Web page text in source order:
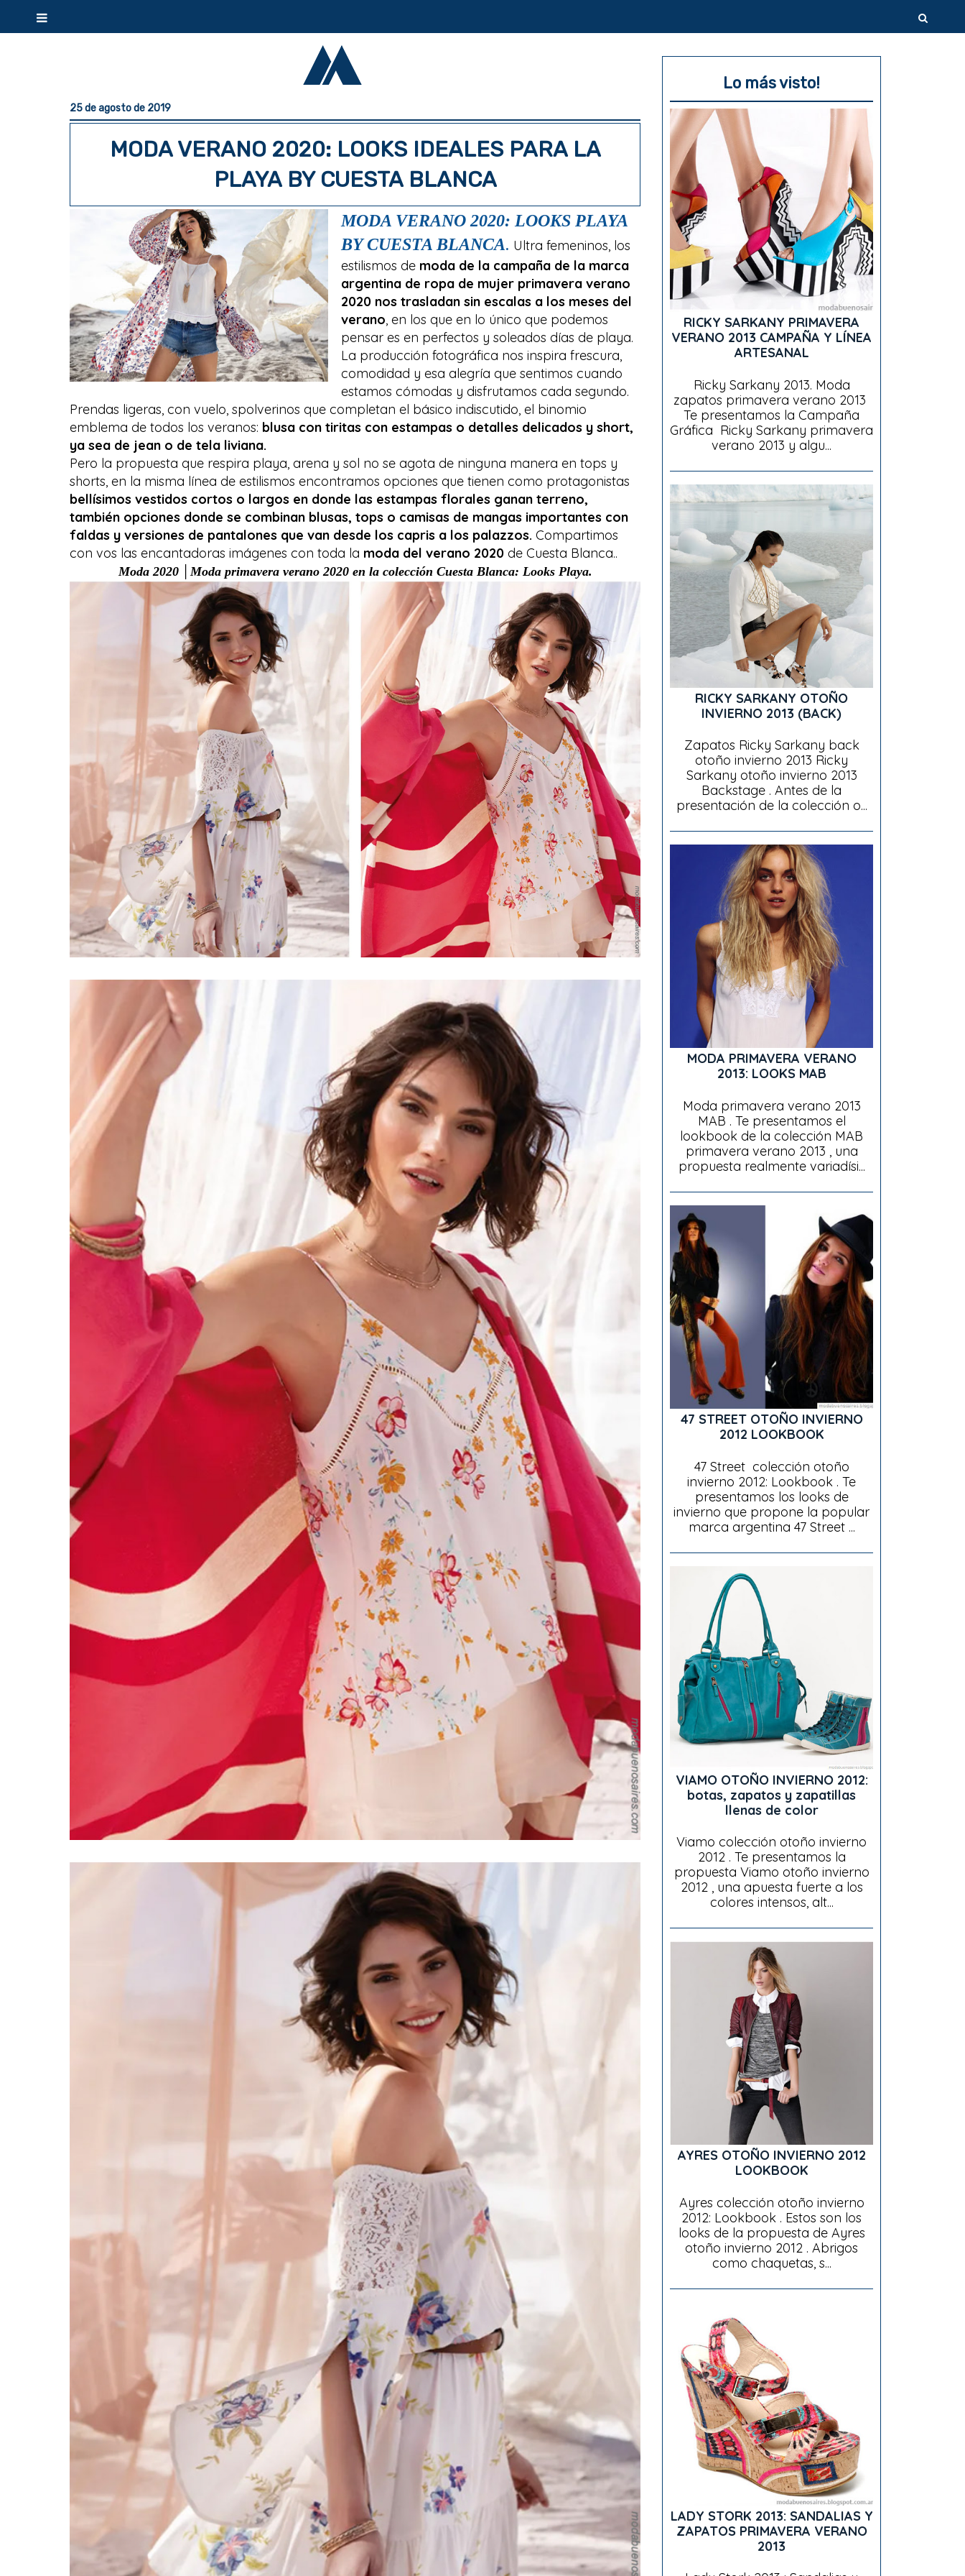
25 de agosto de 2019
MODA VERANO 2020: LOOKS IDEALES PARA LA
PLAYA BY CUESTA BLANCA
MODA VERANO 2020: LOOKS PLAYA
BY CUESTA BLANCA. Ultra femeninos, los
estilismos de moda de la campaña de la marca
argentina de ropa de mujer primavera verano
2020 nos trasladan sin escalas a los meses del
verano, en los que en lo único que podemos
pensar es en perfectos y soleados días de playa.
La producción fotográfica nos inspira frescura,
comodidad y esa alegría que sentimos cuando
estamos cómodas y disfrutamos cada segundo.
Prendas ligeras, con vuelo, spolverinos que completan el básico indiscutido, el binomio
emblema de todos los veranos: blusa con tiritas con estampas o detalles delicados y short,
ya sea de jean o de tela liviana.
Pero la propuesta que respira playa, arena y sol no se agota de ninguna manera en tops y
shorts, en la misma línea de estilismos encontramos opciones que tienen como protagonistas
bellísimos vestidos cortos o largos en donde las estampas florales ganan terreno,
también opciones donde se combinan blusas, tops o camisas de mangas importantes con
faldas y versiones de pantalones que van desde los capris a los palazzos. Compartimos
con vos las encantadoras imágenes con toda la moda del verano 2020 de Cuesta Blanca..
Moda 2020 │Moda primavera verano 2020 en la colección Cuesta Blanca: Looks Playa.
Lo más visto!
RICKY SARKANY PRIMAVERA
VERANO 2013 CAMPAÑA Y LÍNEA
ARTESANAL
Ricky Sarkany 2013. Moda
zapatos primavera verano 2013
Te presentamos la Campaña
Gráfica Ricky Sarkany primavera
verano 2013 y algu...
RICKY SARKANY OTOÑO
INVIERNO 2013 (BACK)
Zapatos Ricky Sarkany back
otoño invierno 2013 Ricky
Sarkany otoño invierno 2013
Backstage . Antes de la
presentación de la colección o...
MODA PRIMAVERA VERANO
2013: LOOKS MAB
Moda primavera verano 2013
MAB . Te presentamos el
lookbook de la colección MAB
primavera verano 2013 , una
propuesta realmente variadísi...
47 STREET OTOÑO INVIERNO
2012 LOOKBOOK
47 Street colección otoño
invierno 2012: Lookbook . Te
presentamos los looks de
invierno que propone la popular
marca argentina 47 Street ...
VIAMO OTOÑO INVIERNO 2012:
botas, zapatos y zapatillas
llenas de color
Viamo colección otoño invierno
2012 . Te presentamos la
propuesta Viamo otoño invierno
2012 , una apuesta fuerte a los
colores intensos, alt...
AYRES OTOÑO INVIERNO 2012
LOOKBOOK
Ayres colección otoño invierno
2012: Lookbook . Estos son los
looks de la propuesta de Ayres
otoño invierno 2012 . Abrigos
como chaquetas, s...
LADY STORK 2013: SANDALIAS Y
ZAPATOS PRIMAVERA VERANO
2013